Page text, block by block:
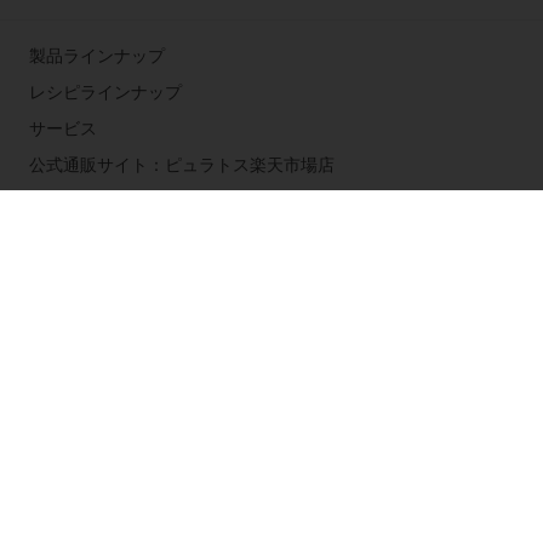
製品ラインナップ
レシピラインナップ
サービス
公式通販サイト：ピュラトス楽天市場店